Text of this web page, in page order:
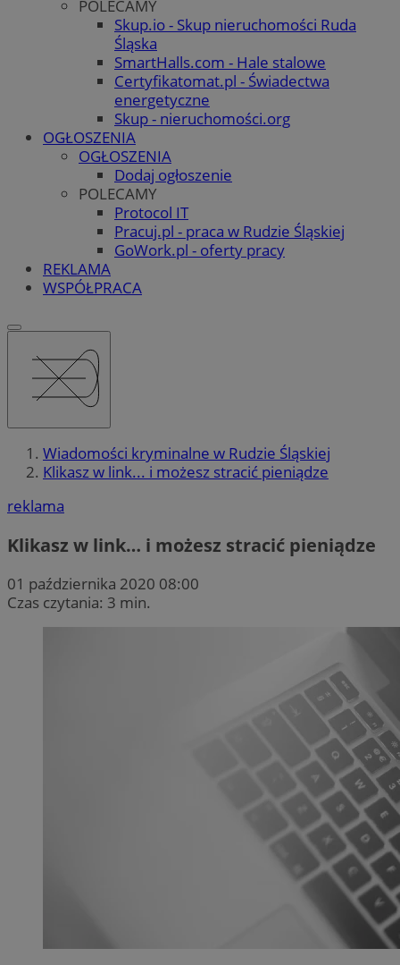
POLECAMY
Skup.io - Skup nieruchomości Ruda
Śląska
SmartHalls.com - Hale stalowe
Certyfikatomat.pl - Świadectwa
energetyczne
Skup - nieruchomości.org
OGŁOSZENIA
OGŁOSZENIA
Dodaj ogłoszenie
POLECAMY
Protocol IT
Pracuj.pl - praca w Rudzie Śląskiej
GoWork.pl - oferty pracy
REKLAMA
WSPÓŁPRACA
Wiadomości kryminalne w Rudzie Śląskiej
Klikasz w link... i możesz stracić pieniądze
reklama
Klikasz w link… i możesz stracić pieniądze
01 października 2020 08:00
Czas czytania: 3 min.